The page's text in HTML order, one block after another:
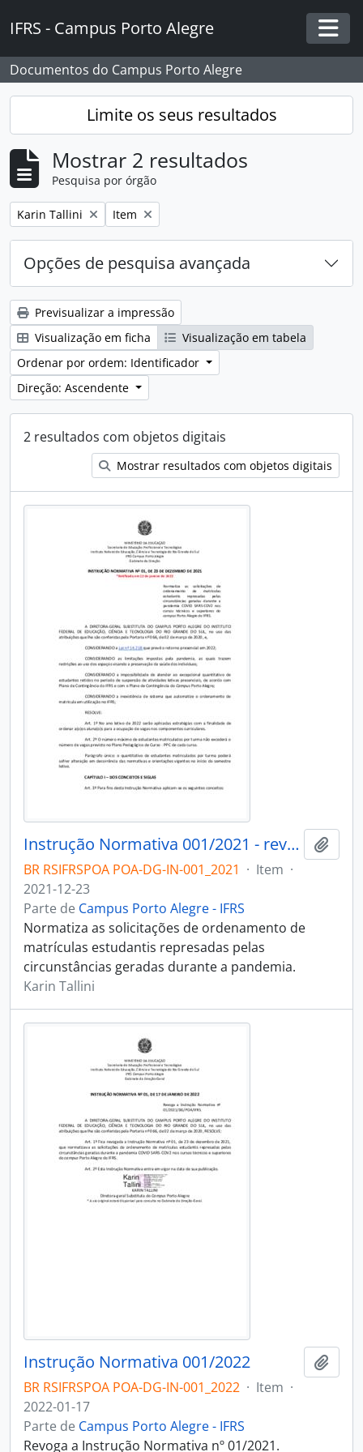
IFRS - Campus Porto Alegre
Documentos do Campus Porto Alegre
Limite os seus resultados
Mostrar 2 resultados
Pesquisa por órgão
Remover filtro:
Karin Tallini Remover filtro:
Item
Opções de pesquisa avançada
Previsualizar a impressão
Visualização em ficha
Visualização em tabela
Ordenar por ordem: Identificador
Direção: Ascendente
2 resultados com objetos digitais
Mostrar resultados com objetos digitais
Instrução Normativa 001/2021 - revogado
BR RSIFRSPOA POA-DG-IN-001_2021 · Item ·
2021-12-23
Parte de Campus Porto Alegre - IFRS
Normatiza as solicitações de ordenamento de
matrículas estudantis represadas pelas
circunstâncias geradas durante a pandemia.
Karin Tallini
Instrução Normativa 001/2022
BR RSIFRSPOA POA-DG-IN-001_2022 · Item ·
2022-01-17
Parte de Campus Porto Alegre - IFRS
Revoga a Instrução Normativa nº 01/2021.